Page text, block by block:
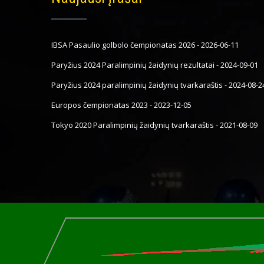
IBSA Pasaulio golbolo čempionatas 2026-2026-06-11
Paryžius 2024 Paralimpinių žaidynių rezultatai -2024-09-01
Paryžius 2024 paralimpinių žaidynių tvarkaraštis -2024-08-
Europos čempionatas 2023 -2023-12-05
Tokyo 2020 Paralimpinių žaidynių tvarkaraštis -2021-08-09